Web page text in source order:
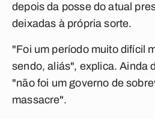
depois da posse do atual
deixadas à própria sorte.
"Foi um período muito difícil
sendo, aliás", explica. Ainda
"não foi um governo de
massacre".